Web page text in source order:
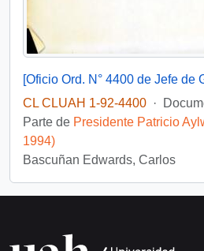
CL CLUAH 1-92-4400 ·
Parte de Presidente Patricio
1994)
Bascuñan Edwards, Carlos